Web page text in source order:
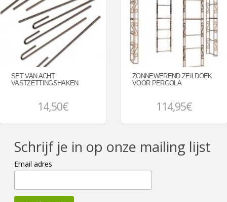
SET VAN ACHT
VASTZETTINGSHAKEN
14,50€
ZONNEWEREND ZEILDOEK
VOOR PERGOLA
114,95€
Schrijf je in op onze mailing lijst
Email adres